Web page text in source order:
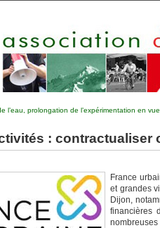
l’eau, prolongation de l’expérimentation en vue
: contractualiser
France
et grandes
Dijon,
financières